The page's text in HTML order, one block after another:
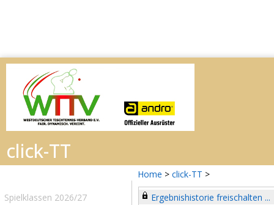
Home > click-TT >
Spielklassen 2026/27
Ergebnishistorie freischalten ...